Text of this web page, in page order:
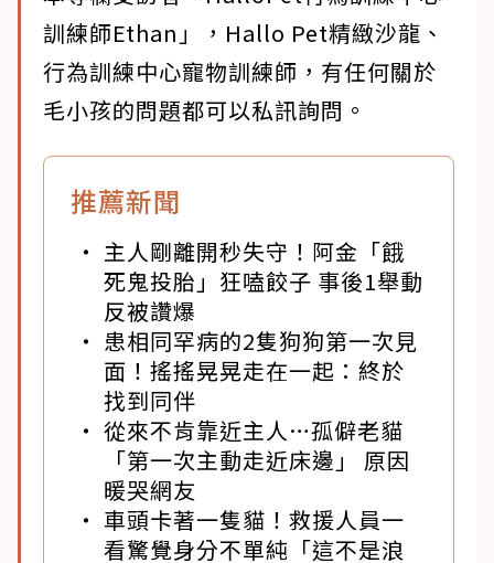
訓練師Ethan」，Hallo Pet精緻沙龍、
行為訓練中心寵物訓練師，有任何關於
毛小孩的問題都可以私訊詢問。
推薦新聞
主人剛離開秒失守！阿金「餓
死鬼投胎」狂嗑餃子 事後1舉動
反被讚爆
患相同罕病的2隻狗狗第一次見
面！搖搖晃晃走在一起：終於
找到同伴
從來不肯靠近主人…孤僻老貓
「第一次主動走近床邊」 原因
暖哭網友
車頭卡著一隻貓！救援人員一
看驚覺身分不單純「這不是浪